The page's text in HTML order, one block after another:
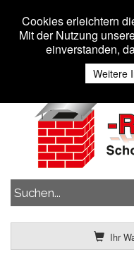
Ihr
Cookies erleichtern
Mit der Nutzung
einverstanden,
Weitere